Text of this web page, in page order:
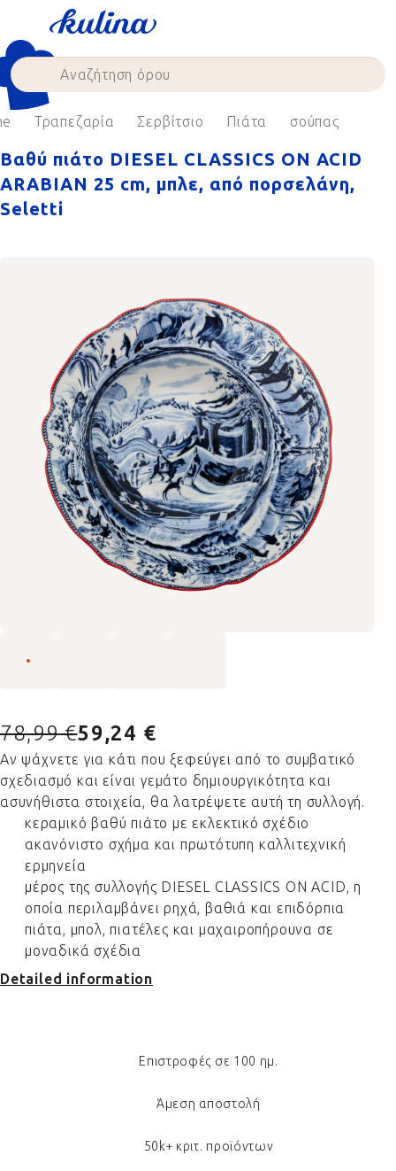
content
Τραπεζαρία Σερβίτσιο Πιάτα σούπας
Βαθύ πιάτο DIESEL CLASSICS ON ACID
ARABIAN 25 cm, μπλε, από πορσελάνη,
Seletti
78,99 €59,24 €
Αν ψάχνετε για κάτι που ξεφεύγει από το συμβατικό
σχεδιασμό και είναι γεμάτο δημιουργικότητα και
ασυνήθιστα στοιχεία, θα λατρέψετε αυτή τη συλλογή.
κεραμικό βαθύ πιάτο με εκλεκτικό σχέδιο
ακανόνιστο σχήμα και πρωτότυπη καλλιτεχνική
ερμηνεία
μέρος της συλλογής DIESEL CLASSICS ON ACID, η
οποία περιλαμβάνει ρηχά, βαθιά και επιδόρπια
πιάτα, μπολ, πιατέλες και μαχαιροπήρουνα σε
μοναδικά σχέδια
Detailed information
Επιστροφές σε 100 ημ.
Άμεση αποστολή
50k+ κριτ. προϊόντων